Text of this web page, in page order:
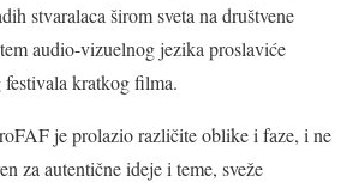
stvaralaca širom sveta na društvene
audio-vizuelnog jezika proslaviće
kratkog filma.
je prolazio različite oblike i faze, i ne
za autentične ideje i teme, sveže